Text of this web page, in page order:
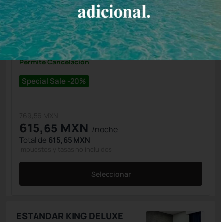
Nº de habitaciones
Tarifa Web
Precio para 2 Huéspedes:
Pago en el Hotel(+1)
Special Sale -20%
Permite Cancelación
615,65 MXN /noche
Total de 615,65 MXN
Seleccionar
ESTANDAR KING DELUXE